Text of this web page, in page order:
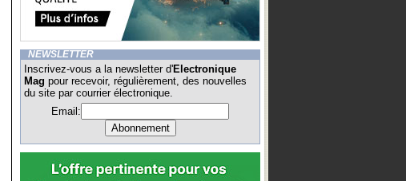
NEWSLETTER
Inscrivez-vous a la newsletter d'Electronique
Mag pour recevoir, régulièrement, des nouvelles
du site par courrier électronique.
Email: